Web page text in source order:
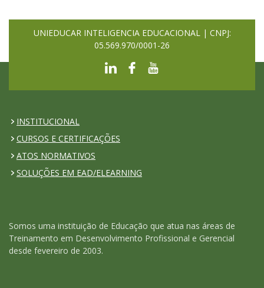
UNIEDUCAR INTELIGENCIA EDUCACIONAL | CNPJ:
05.569.970/0001-26
INSTITUCIONAL
CURSOS E CERTIFICAÇÕES
ATOS NORMATIVOS
SOLUÇÕES EM EAD/ELEARNING
Somos uma instituição de Educação que atua nas áreas de
Treinamento em Desenvolvimento Profissional e Gerencial
desde fevereiro de 2003.